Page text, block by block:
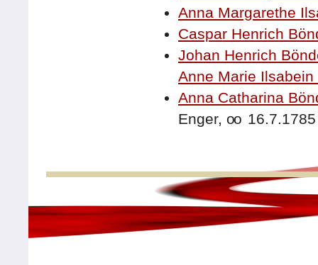
Anna Margarethe
Caspar Henrich
Johan Henrich
Anne Marie Ilsabein
Anna Catharina
Enger, oo